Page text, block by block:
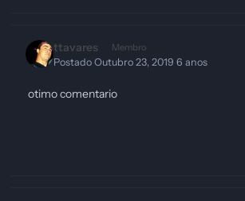
ttavares Membro
PostadoOutubro 23, 20196 anos
otimo comentario